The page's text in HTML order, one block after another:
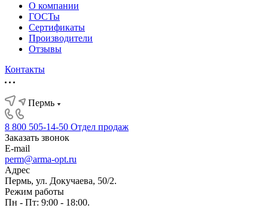
О компании
ГОСТы
Сертификаты
Производители
Отзывы
Контакты
Пермь
8 800 505-14-50 Отдел продаж
Заказать звонок
E-mail
perm@arma-opt.ru
Адрес
Пермь, ул. Докучаева, 50/2.
Режим работы
Пн - Пт: 9:00 - 18:00.